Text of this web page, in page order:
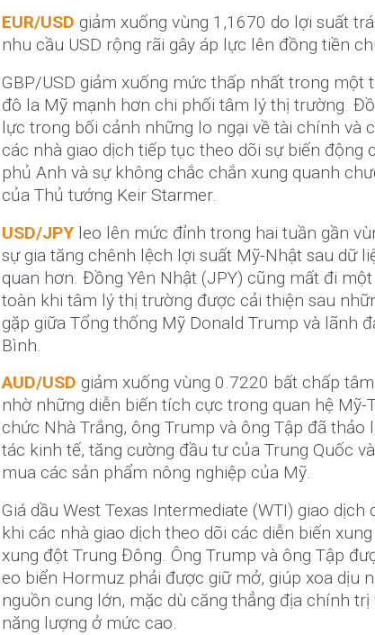
EUR/USD giảm xuống vùng 1,1670 do lợi suất
nhu cầu USD rộng rãi gây áp lực lên đồng tiền
GBP/USD giảm xuống mức thấp nhất trong một
đô la Mỹ mạnh hơn chi phối tâm lý thị trường.
lực trong bối cảnh những lo ngại về tài chính và
các nhà giao dịch tiếp tục theo dõi sự biến động
phủ Anh và sự không chắc chắn xung quanh
của Thủ tướng Keir Starmer.
USD/JPYleo lên mức đỉnh trong hai tuần gần
sự gia tăng chênh lệch lợi suất Mỹ-Nhật sau dữ
quan hơn. Đồng Yên Nhật (JPY) cũng mất đi
toàn khi tâm lý thị trường được cải thiện sau
gặp giữa Tổng thống Mỹ Donald Trump và lãnh
Bình.
AUD/USD giảm xuống vùng 0.7220 bất chấp
nhờ những diễn biến tích cực trong quan hệ Mỹ-
chức Nhà Trắng, ông Trump và ông Tập đã thảo
tác kinh tế, tăng cường đầu tư của Trung Quốc
mua các sản phẩm nông nghiệp của Mỹ.
Giá dầu West Texas Intermediate (WTI) giao
khi các nhà giao dịch theo dõi các diễn biến
xung đột Trung Đông. Ông Trump và ông Tập
eo biển Hormuz phải được giữ mở, giúp xoa dịu
nguồn cung lớn, mặc dù căng thẳng địa chính
năng lượng ở mức cao.